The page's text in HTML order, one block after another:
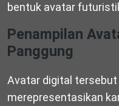
bentuk avatar
Penampilan
Panggung
Avatar digital
merepresentasikan